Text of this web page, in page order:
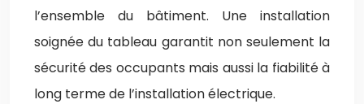
l’ensemble du bâtiment. Une installation
soignée du tableau garantit non seulement la
sécurité des occupants mais aussi la fiabilité à
long terme de l’installation électrique.